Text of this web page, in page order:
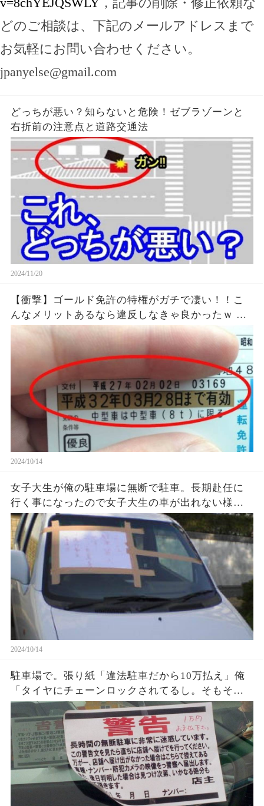
どのご相談は、下記のメールアドレスまで
お気軽にお問い合わせください。
jpanyelse@gmail.com
どっちが悪い？知らないと危険！ゼブラゾーンと
右折前の注意点と道路交通法
2024/11/20
【衝撃】ゴールド免許の特権がガチで凄い！！こ
んなメリットあるなら違反しなきゃ良かったｗ ｗ
あなたの免許証は何色ですか？【驚愕事実】
2024/10/14
女子大生が俺の駐車場に無断で駐車。長期赴任に
行く事になったので女子大生の車が出れない様に
横向きに駐車 してみた...
2024/10/14
駐車場で。張り紙「違法駐車だから10万払え」俺
「タイヤにチェーンロックされてるし。そもそも
自分の家の土地で違法駐車って何…仕方ない…」
→その結果…